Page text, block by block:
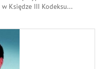
Księdze III Kodeksu...